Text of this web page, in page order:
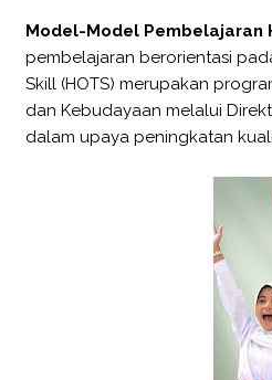
Model-Model Pembelajaran
pembelajaran berorientasi
Skill (HOTS) merupakan
dan Kebudayaan melalui
dalam upaya peningkatan